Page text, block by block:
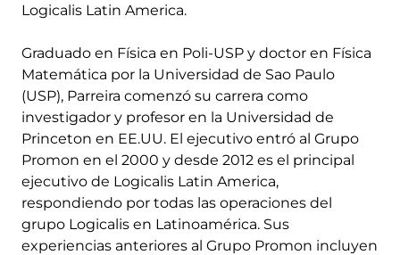
Logicalis Latin America.
Graduado en Física en Poli-USP y doctor en Física
Matemática por la Universidad de Sao Paulo
(USP), Parreira comenzó su carrera como
investigador y profesor en la Universidad de
Princeton en EE.UU. El ejecutivo entró al Grupo
Promon en el 2000 y desde 2012 es el principal
ejecutivo de Logicalis Latin America,
respondiendo por todas las operaciones del
grupo Logicalis en Latinoamérica. Sus
experiencias anteriores al Grupo Promon incluyen